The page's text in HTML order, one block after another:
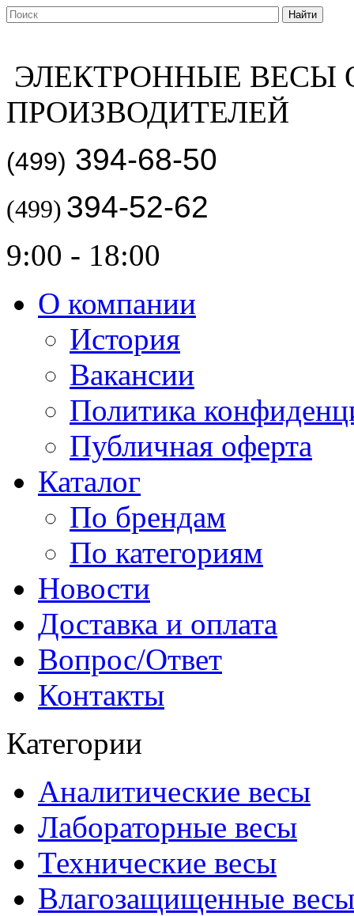
ЭЛЕКТРОННЫЕ ВЕСЫ
ПРОИЗВОДИТЕЛЕЙ
(499) 394-68-50
(499) 394-52-62
9:00 - 18:00
О компании
История
Вакансии
Политика
Публичная оферта
Каталог
По брендам
По категориям
Новости
Доставка и оплата
Вопрос/Ответ
Контакты
Категории
Аналитические весы
Лабораторные весы
Технические весы
Влагозащищенные весы